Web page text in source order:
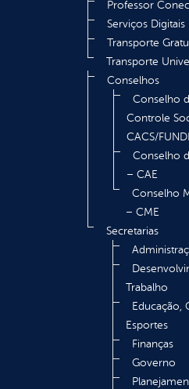
Professor
Serviços Digitais
Transporte
Transporte
Conselhos
Conselho
Controle
CACS/
Conselho
– CAE
Conselho
– CME
Secretarias
Trabalho
Educação,
Esportes
Finanças
Governo